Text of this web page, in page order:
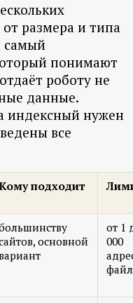
размера и типа
самый
понимают
роботу не
данные.
индексный нужен
все
подходит
основной
от 1
000